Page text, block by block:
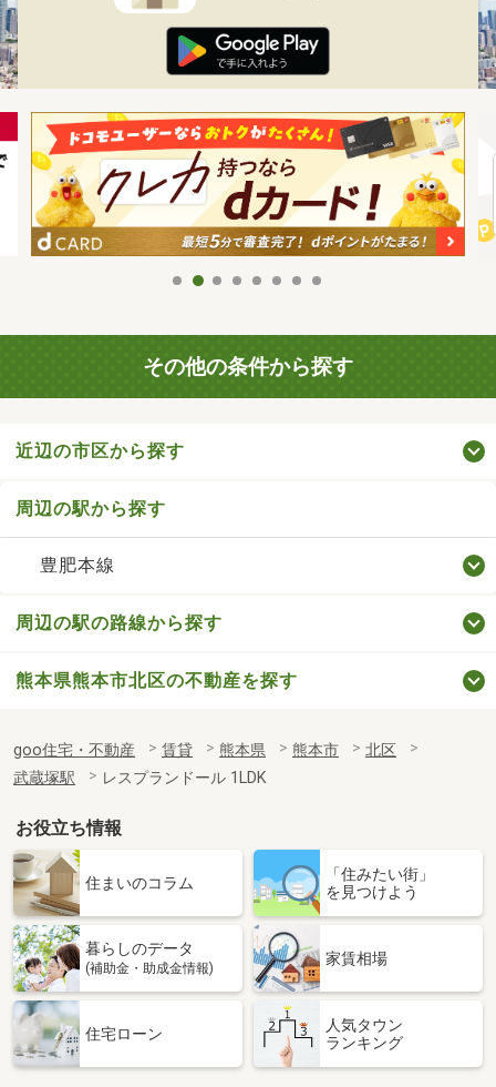
その他の条件から探す
近辺の市区から探す
周辺の駅から探す
豊肥本線
周辺の駅の路線から探す
熊本県熊本市北区の不動産を探す
goo住宅・不動産 賃貸 熊本県 熊本市
北区
武蔵塚駅
レスプランドール 1LDK
お役立ち情報
住まいのコラム
「住みたい街」
を見つけよう
暮らしのデータ
(補助金・助成金情報)
家賃相場
住宅ローン
人気タウン
ランキング